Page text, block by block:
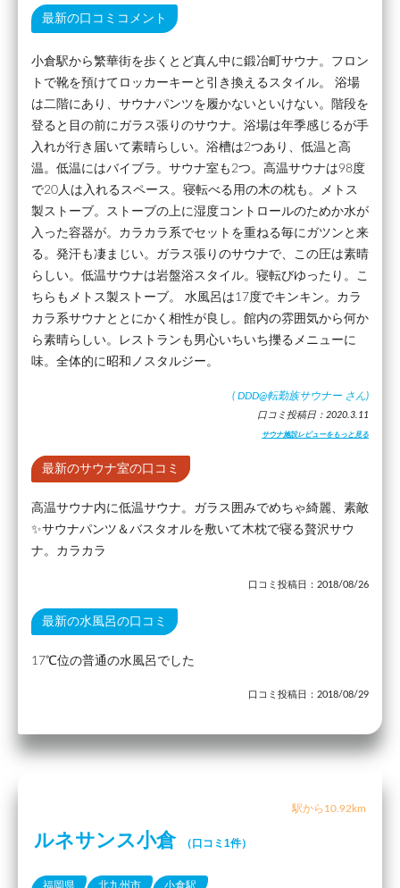
最新の口コミコメント
小倉駅から繁華街を歩くとど真ん中に鍛冶町サウナ。フロン
トで靴を預けてロッカーキーと引き換えるスタイル。 浴場
は二階にあり、サウナパンツを履かないといけない。階段を
登ると目の前にガラス張りのサウナ。浴場は年季感じるが手
入れが行き届いて素晴らしい。浴槽は2つあり、低温と高
温。低温にはバイブラ。サウナ室も2つ。高温サウナは98度
で20人は入れるスペース。寝転べる用の木の枕も。メトス
製ストーブ。ストーブの上に湿度コントロールのためか水が
入った容器が。カラカラ系でセットを重ねる毎にガツンと来
る。発汗も凄まじい。ガラス張りのサウナで、この圧は素晴
らしい。低温サウナは岩盤浴スタイル。寝転びゆったり。こ
ちらもメトス製ストーブ。 水風呂は17度でキンキン。カラ
カラ系サウナととにかく相性が良し。館内の雰囲気から何か
ら素晴らしい。レストランも男心いちいち擽るメニューに
味。全体的に昭和ノスタルジー。
( DDD@転勤族サウナー さん)
口コミ投稿日：2020.3.11
サウナ施設レビューをもっと見る
最新のサウナ室の口コミ
高温サウナ内に低温サウナ。ガラス囲みでめちゃ綺麗、素敵
✨サウナパンツ＆バスタオルを敷いて木枕で寝る贅沢サウ
ナ。カラカラ
口コミ投稿日：2018/08/26
最新の水風呂の口コミ
17℃位の普通の水風呂でした
口コミ投稿日：2018/08/29
駅から10.92km
ルネサンス小倉 （口コミ1件）
福岡県 北九州市 小倉駅